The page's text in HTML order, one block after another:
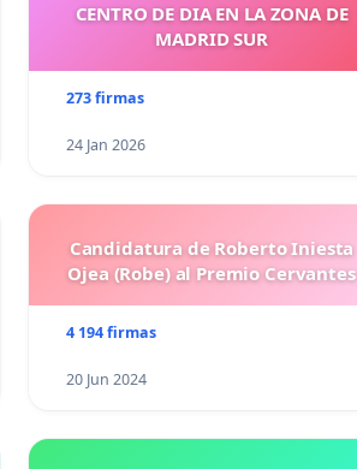
CENTRO DE DIA EN LA ZONA DE
MADRID SUR
273 firmas
24 Jan 2026
Candidatura de Roberto Iniesta
Ojea (Robe) al Premio Cervantes
4 194 firmas
20 Jun 2024